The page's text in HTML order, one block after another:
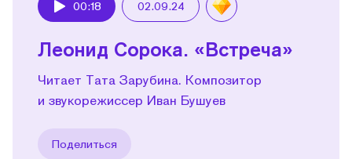
00:18 02.09.24
Леонид Сорока. «Встреча»
Читает Тата Зарубина. Композитор
и звукорежиссер Иван Бушуев
Поделиться